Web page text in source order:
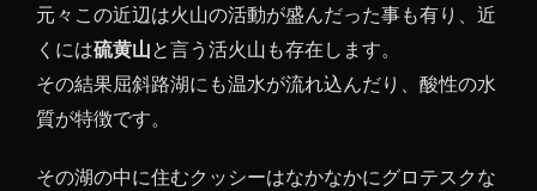
1.5
撮影
クッ
シー
べら
元々この近辺は火山の活動が盛んだった事も有り、近
くには硫黄山と言う活火山も存在します。
その結果屈斜路湖にも温水が流れ込んだり、酸性の水
質が特徴です。
その湖の中に住むクッシーはなかなかにグロテスクな